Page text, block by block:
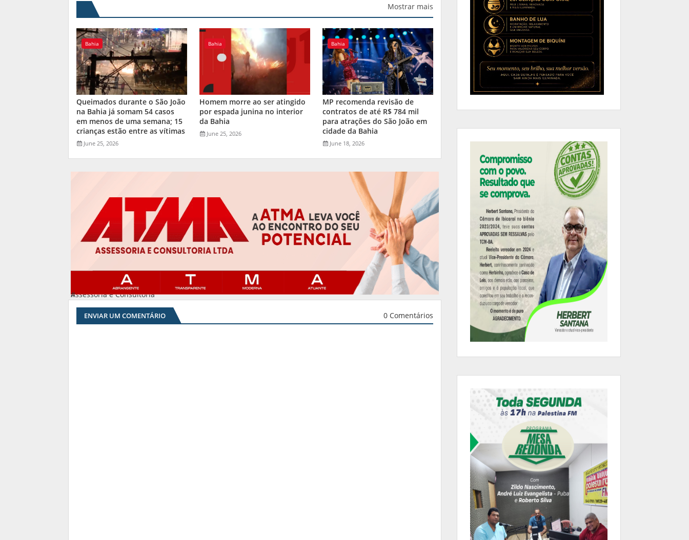
Mostrar mais
Bahia
Queimados durante o São João
na Bahia já somam 54 casos
em menos de uma semana; 15
crianças estão entre as vítimas
June 25, 2026
Bahia
Homem morre ao ser atingido
por espada junina no interior
da Bahia
June 25, 2026
Bahia
MP recomenda revisão de
contratos de até R$ 784 mil
para atrações do São João em
cidade da Bahia
June 18, 2026
Assessoria e Consultoria
#
ENVIAR UM COMENTÁRIO 0 Comentários